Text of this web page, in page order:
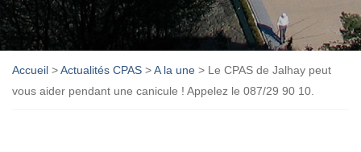
Accueil >Actualités CPAS >A la une > Le CPAS de Jalhay peut
vous aider pendant une canicule ! Appelez le 087/29 90 10.